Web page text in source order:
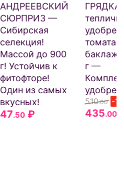
АНДРЕЕВСКИЙ
СЮРПРИЗ —
Сибирская
селекция!
Массой до 900
г! Устойчив к
фитофторе!
Один из самых
вкусных!
47.50 ₽
ГРЯДКА
томата,
г —
510.00 -
435.00